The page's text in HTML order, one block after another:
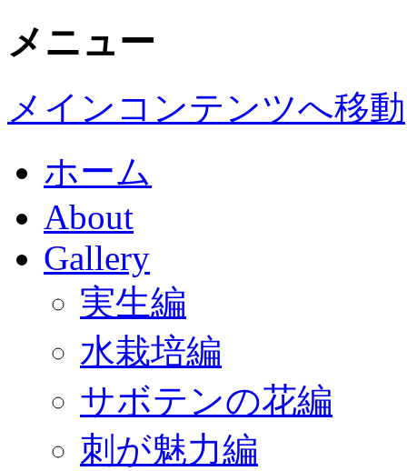
メニュー
メインコンテンツへ移動
ホーム
About
Gallery
実生編
水栽培編
サボテンの花編
刺が魅力編